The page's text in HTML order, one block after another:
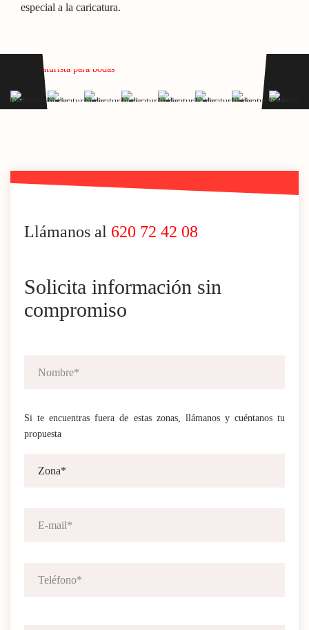
especial a la caricatura.
Llámanos al 620 72 42 08
Solicita información sin
compromiso
Si te encuentras fuera de estas zonas, llámanos y cuéntanos tu
propuesta